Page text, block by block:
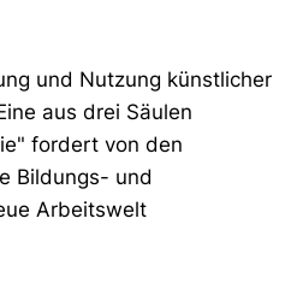
und Nutzung künstlicher
aus drei Säulen
fordert von den
Bildungs- und
Arbeitswelt